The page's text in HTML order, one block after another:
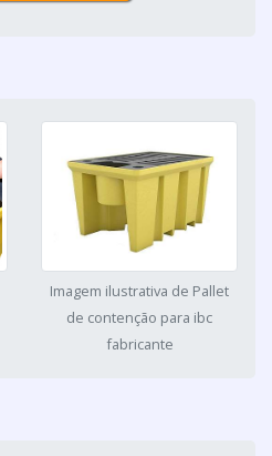
Imagem ilustrativa de Pallet
de contenção para ibc
fabricante